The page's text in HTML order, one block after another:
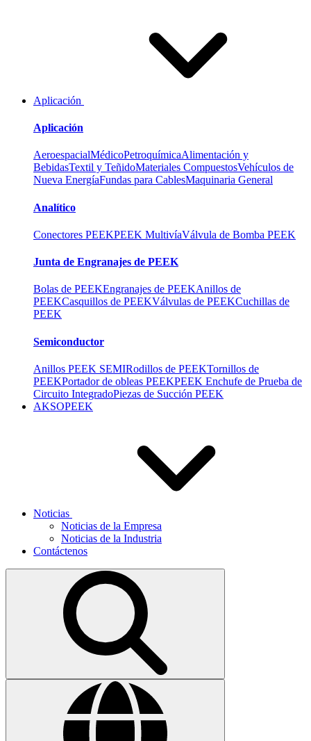
Aplicación
Aplicación
AeroespacialMédicoPetroquímicaAlimentación y
BebidasTextil y TeñidoMateriales CompuestosVehículos de
Nueva EnergíaFundas para CablesMaquinaria General
Analítico
Conectores PEEKPEEK MultivíaVálvula de Bomba PEEK
Junta de Engranajes de PEEK
Bolas de PEEKEngranajes de PEEKAnillos de
PEEKCasquillos de PEEKVálvulas de PEEKCuchillas de
PEEK
Semiconductor
Anillos PEEK SEMIRodillos de PEEKTornillos de
PEEKPortador de obleas PEEKPEEK Enchufe de Prueba de
Circuito IntegradoPiezas de Succión PEEK
AKSOPEEK
Noticias
Noticias de la Empresa
Noticias de la Industria
Contáctenos